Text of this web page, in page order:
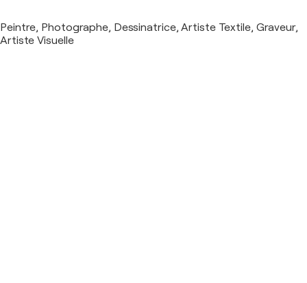
Peintre, Photographe, Dessinatrice, Artiste Textile, Graveur,
Artiste Visuelle